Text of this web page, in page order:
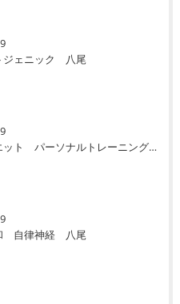
ェニック 八尾
最後のダイエット パーソナルトレーニング 八尾
自律神経 八尾